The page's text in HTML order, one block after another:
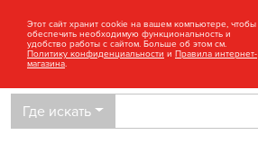
Где искать
Этот сайт хранит cookie на вашем компьютере, чтобы
обеспечить необходимую функциональность и
удобство работы с сайтом. Больше об этом см.
Политику конфиденциальности и Правила интернет-
магазина.